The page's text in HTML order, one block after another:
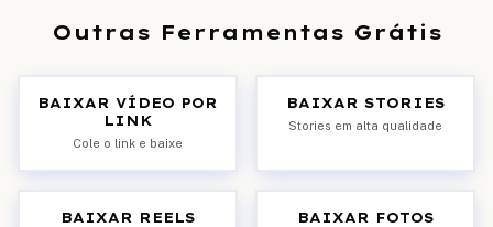
Outras Ferramentas Grátis
BAIXAR VÍDEO POR
LINK
Cole o link e baixe
BAIXAR STORIES
Stories em alta qualidade
BAIXAR REELS BAIXAR FOTOS